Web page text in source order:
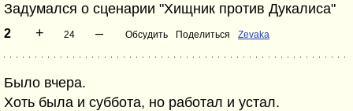
Задумался о сценарии "Хищник против Дукалиса"
2 + 24 – Обсудить Поделиться Zevaka
Было вчера.
Хоть была и суббота, но работал и устал.